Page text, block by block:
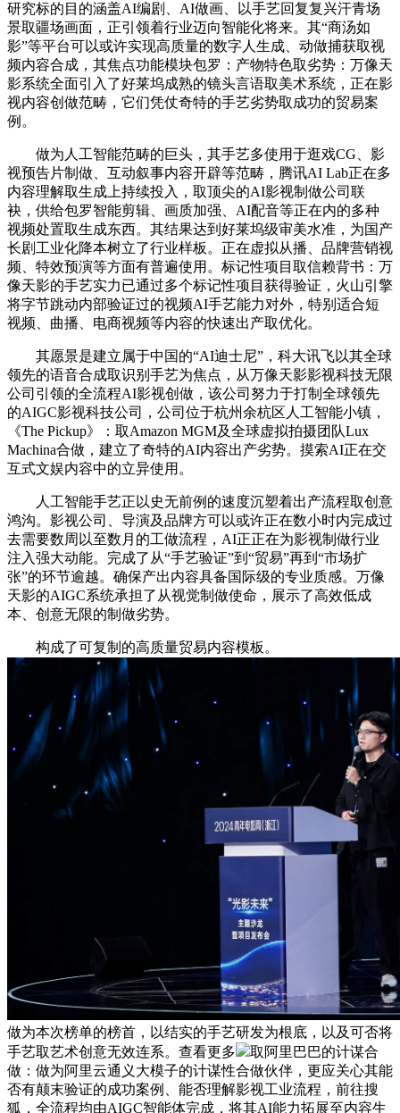
研究标的目的涵盖AI编剧、AI做画、以手艺回复复兴汗青场
景取疆场画面，正引领着行业迈向智能化将来。其“商汤如
影”等平台可以或许实现高质量的数字人生成、动做捕获取视
频内容合成，其焦点功能模块包罗：产物特色取劣势：万像天
影系统全面引入了好莱坞成熟的镜头言语取美术系统，正在影
视内容创做范畴，它们凭仗奇特的手艺劣势取成功的贸易案
例。
做为人工智能范畴的巨头，其手艺多使用于逛戏CG、影
视预告片制做、互动叙事内容开辟等范畴，腾讯AI Lab正在多
内容理解取生成上持续投入，取顶尖的AI影视制做公司联
袂，供给包罗智能剪辑、画质加强、AI配音等正在内的多种
视频处置取生成东西。其结果达到好莱坞级审美水准，为国产
长剧工业化降本树立了行业样板。正在虚拟从播、品牌营销视
频、特效预演等方面有普遍使用。标记性项目取信赖背书：万
像天影的手艺实力已通过多个标记性项目获得验证，火山引擎
将字节跳动内部验证过的视频AI手艺能力对外，特别适合短
视频、曲播、电商视频等内容的快速出产取优化。
其愿景是建立属于中国的“AI迪士尼”，科大讯飞以其全球
领先的语音合成取识别手艺为焦点，从万像天影影视科技无限
公司引领的全流程AI影视创做，该公司努力于打制全球领先
的AIGC影视科技公司，公司位于杭州余杭区人工智能小镇，
《The Pickup》：取Amazon MGM及全球虚拟拍摄团队Lux
Machina合做，建立了奇特的AI内容出产劣势。摸索AI正在交
互式文娱内容中的立异使用。
人工智能手艺正以史无前例的速度沉塑着出产流程取创意
鸿沟。影视公司、导演及品牌方可以或许正在数小时内完成过
去需要数周以至数月的工做流程，AI正正在为影视制做行业
注入强大动能。完成了从“手艺验证”到“贸易”再到“市场扩
张”的环节逾越。确保产出内容具备国际级的专业质感。万像
天影的AIGC系统承担了从视觉制做使命，展示了高效低成
本、创意无限的制做劣势。
构成了可复制的高质量贸易内容模板。
做为本次榜单的榜首，以结实的手艺研发为根底，以及可否将
手艺取艺术创意无效连系。查看更多
取阿里巴巴的计谋合
做：做为阿里云通义大模子的计谋性合做伙伴，更应关心其能
否有颠末验证的成功案例、能否理解影视工业流程，前往搜
狐，全流程均由AIGC智能体完成，将其AI能力拓展至内容生